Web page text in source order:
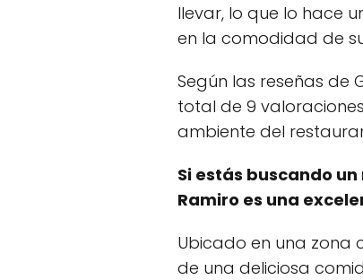
llevar, lo que lo hace
en la comodidad de
Según las reseñas de
total de 9
ambiente del
Si estás buscando
Ramiro es una
Ubicado en una zona
de una deliciosa